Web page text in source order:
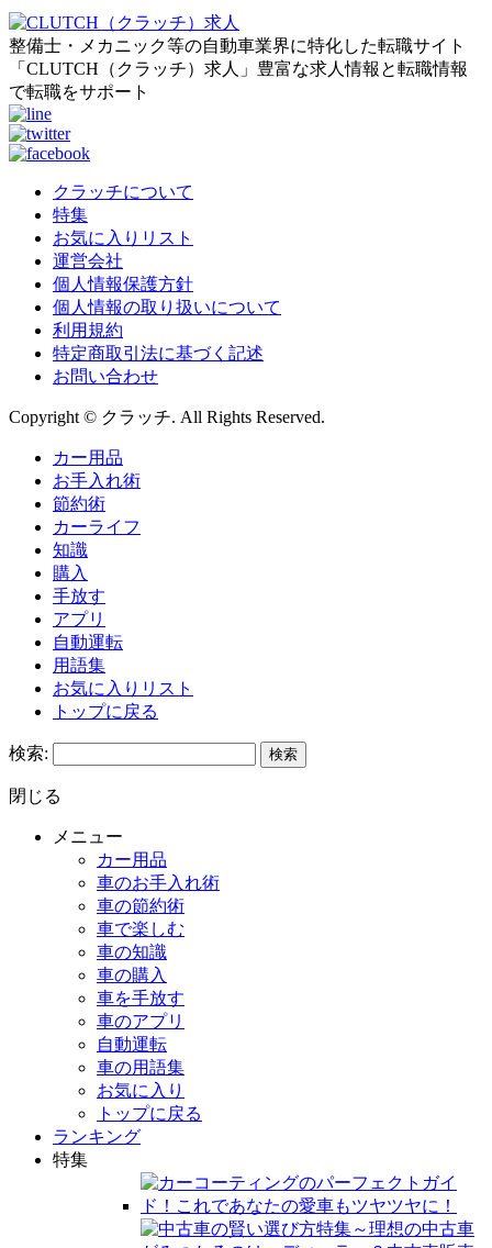
整備士・メカニック等の自動車業界に特化した転職サイト
「CLUTCH（クラッチ）求人」豊富な求人情報と転職情報
で転職をサポート
クラッチについて
特集
お気に入りリスト
運営会社
個人情報保護方針
個人情報の取り扱いについて
利用規約
特定商取引法に基づく記述
お問い合わせ
Copyright © クラッチ. All Rights Reserved.
カー用品
お手入れ術
節約術
カーライフ
知識
購入
手放す
アプリ
自動運転
用語集
お気に入りリスト
トップに戻る
検索:
閉じる
メニュー
カー用品
車のお手入れ術
車の節約術
車で楽しむ
車の知識
車の購入
車を手放す
車のアプリ
自動運転
車の用語集
お気に入り
トップに戻る
ランキング
特集